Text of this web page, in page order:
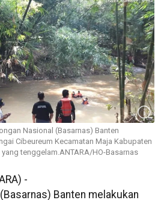
Nasional (Basarnas) Banten
Cibeureum Kecamatan Maja Kabupaten
tenggelam.ANTARA/HO-Basarnas
-
Banten melakukan